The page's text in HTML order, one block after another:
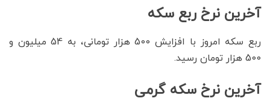
آخرین نرخ ربع سکه
ربع سکه امروز با افزایش 500 هزار تومانی، به 54 میلیون و
500 هزار تومان رسید.
آخرین نرخ سکه گرمی